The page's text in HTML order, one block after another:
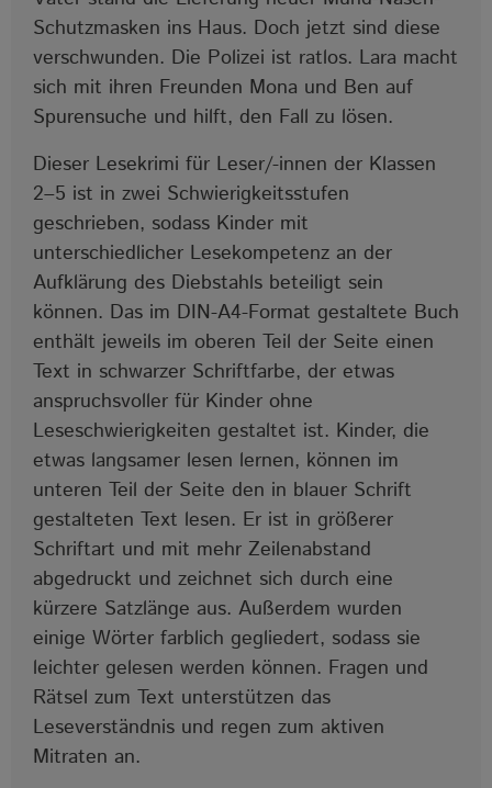
Schutzmasken ins Haus. Doch jetzt sind diese
verschwunden. Die Polizei ist ratlos. Lara macht
sich mit ihren Freunden Mona und Ben auf
Spurensuche und hilft, den Fall zu lösen.
Dieser Lesekrimi für Leser/-innen der Klassen
2‒5 ist in zwei Schwierigkeitsstufen
geschrieben, sodass Kinder mit
unterschiedlicher Lesekompetenz an der
Aufklärung des Diebstahls beteiligt sein
können. Das im DIN-A4-Format gestaltete Buch
enthält jeweils im oberen Teil der Seite einen
Text in schwarzer Schriftfarbe, der etwas
anspruchsvoller für Kinder ohne
Leseschwierigkeiten gestaltet ist. Kinder, die
etwas langsamer lesen lernen, können im
unteren Teil der Seite den in blauer Schrift
gestalteten Text lesen. Er ist in größerer
Schriftart und mit mehr Zeilenabstand
abgedruckt und zeichnet sich durch eine
kürzere Satzlänge aus. Außerdem wurden
einige Wörter farblich gegliedert, sodass sie
leichter gelesen werden können. Fragen und
Rätsel zum Text unterstützen das
Leseverständnis und regen zum aktiven
Mitraten an.